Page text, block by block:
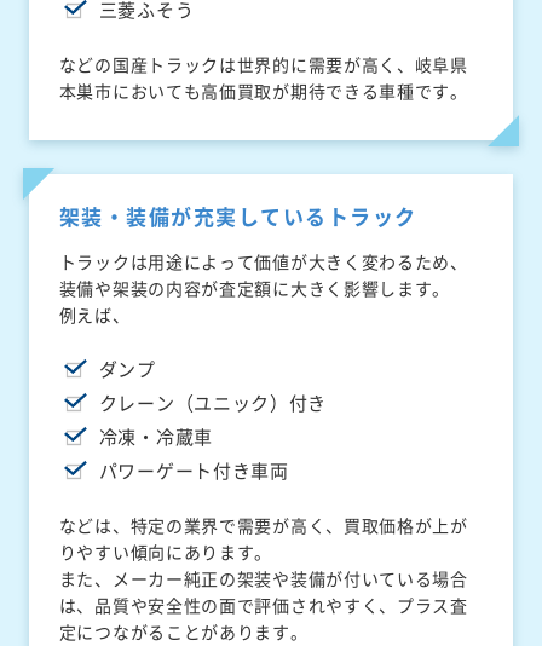
三菱ふそう
などの国産トラックは世界的に需要が高く、岐阜県
本巣市においても高価買取が期待できる車種です。
架装・装備が充実しているトラック
トラックは用途によって価値が大きく変わるため、
装備や架装の内容が査定額に大きく影響します。
例えば、
ダンプ
クレーン（ユニック）付き
冷凍・冷蔵車
パワーゲート付き車両
などは、特定の業界で需要が高く、買取価格が上が
りやすい傾向にあります。
また、メーカー純正の架装や装備が付いている場合
は、品質や安全性の面で評価されやすく、プラス査
定につながることがあります。